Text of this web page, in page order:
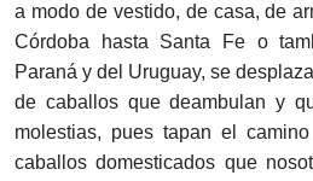
a modo de vestido, de casa, de
Córdoba hasta Santa Fe o
Paraná y del Uruguay, se
de caballos que deambulan y
molestias, pues tapan el
caballos domesticados que